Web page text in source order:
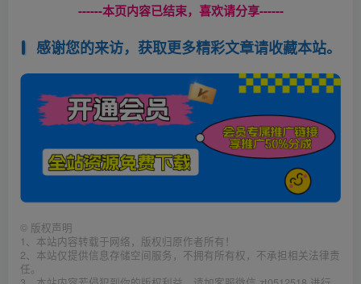
------本页内容已结束，喜欢请分享------
感谢您的来访，获取更多精彩文章请收藏本站。
© 版权声明
1、本站内容转载于网络，版权归原作者所有！
2、本站仅提供信息存储空间服务，不拥有所有权，不承担相关法律责
任。